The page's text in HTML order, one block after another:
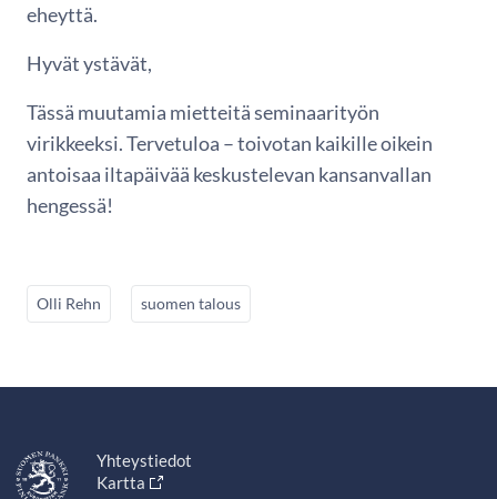
eheyttä.
Hyvät ystävät,
Tässä muutamia mietteitä seminaarityön
virikkeeksi. Tervetuloa – toivotan kaikille oikein
antoisaa iltapäivää keskustelevan kansanvallan
hengessä!
Olli Rehn suomen talous
Yhteystiedot
Kartta